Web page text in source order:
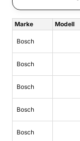
Marke Modell
Bosch
Bosch
Bosch
Bosch
Bosch